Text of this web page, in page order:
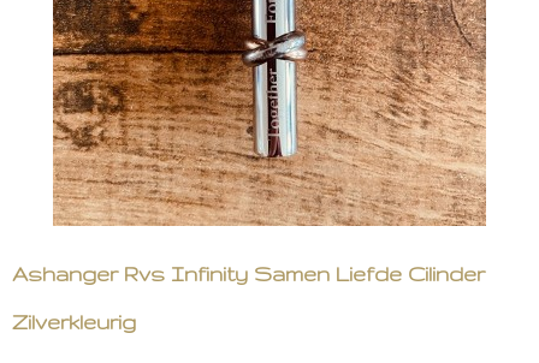
Ashanger Rvs Infinity Samen Liefde Cilinder
Zilverkleurig